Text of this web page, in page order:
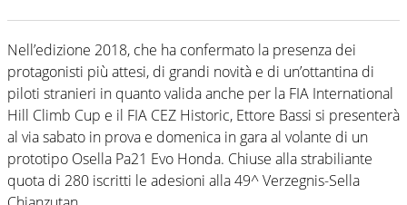
Nell’edizione 2018, che ha confermato la presenza dei
protagonisti più attesi, di grandi novità e di un’ottantina di
piloti stranieri in quanto valida anche per la FIA International
Hill Climb Cup e il FIA CEZ Historic, Ettore Bassi si presenterà
al via sabato in prova e domenica in gara al volante di un
prototipo Osella Pa21 Evo Honda. Chiuse alla strabiliante
quota di 280 iscritti le adesioni alla 49^ Verzegnis-Sella